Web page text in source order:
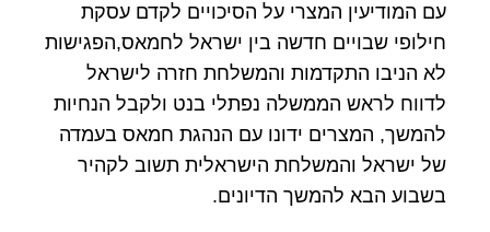
עם המודיעין המצרי על הסיכויים לקדם עסקת
חילופי שבויים חדשה בין ישראל לחמאס,הפגישות
לא הניבו התקדמות והמשלחת חזרה לישראל
לדווח לראש הממשלה נפתלי בנט ולקבל הנחיות
להמשך, המצרים ידונו עם הנהגת חמאס בעמדה
של ישראל והמשלחת הישראלית תשוב לקהיר
בשבוע הבא להמשך הדיונים.